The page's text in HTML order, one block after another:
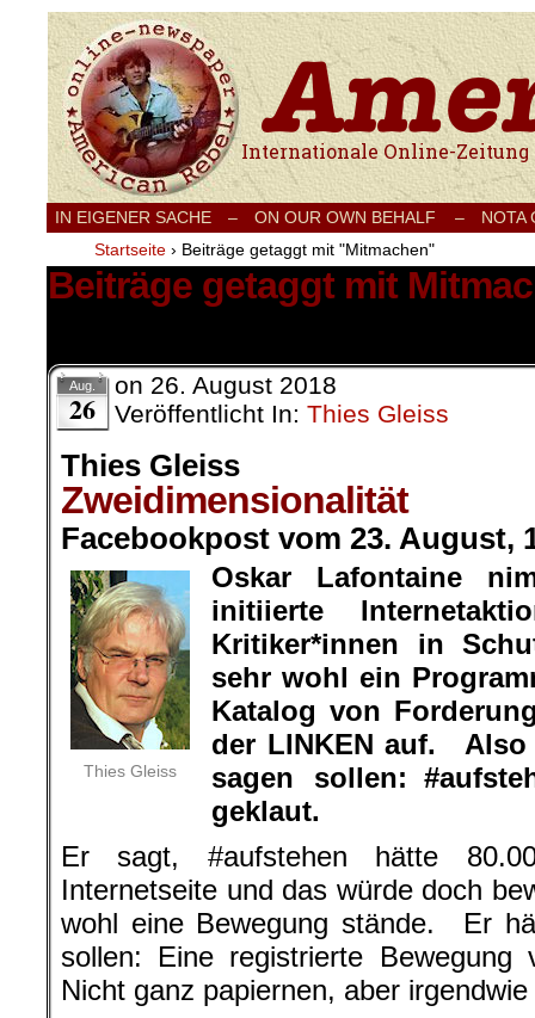
Internationale Onlinezeitung für Frieden,
IN EIGENER SACHE – ON OUR OWN BEHALF –
NOTA
Startseite › Beiträge getaggt mit "Mitmachen"
Beiträge getaggt mit
Aug.
26
on 26. August 2018
Veröffentlicht In: Thies Gleiss
Thies Gleiss
Zweidimensionalität
Facebookpost vom 23. August,
Thies Gleiss
Oskar Lafontaine
initiierte
Kritiker*innen in
sehr wohl ein
Katalog von
der LINKEN auf. Also
sagen sollen:
geklaut.
Er sagt, #aufstehen hätte
Internetseite und das würde doch
wohl eine Bewegung stände. Er
sollen: Eine registrierte Bewegung
Nicht ganz papiernen, aber